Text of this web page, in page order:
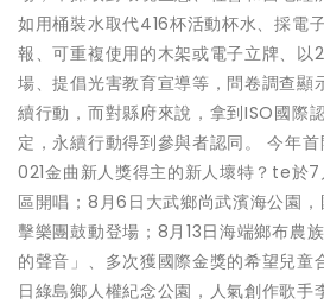
如用桶裝水取代416杯活動杯水、採電
報、可重複使用的木架或電子立牌、以
場、提倡光害教育宣導等，問卷調查顯
續行動，而對縣府來說，拿到ISO國際
定，永續行動得到參與者認同。 今年
021金曲新人獎得主的新人壞特？te於
區開唱；8月6日大武鄉尚武濱海公園
擊樂團鼓動登場；8月13日海端鄉布農
的聲音」、多次獲國際金獎的希望兒
日綠島鄉人權紀念公園，人氣創作歌手